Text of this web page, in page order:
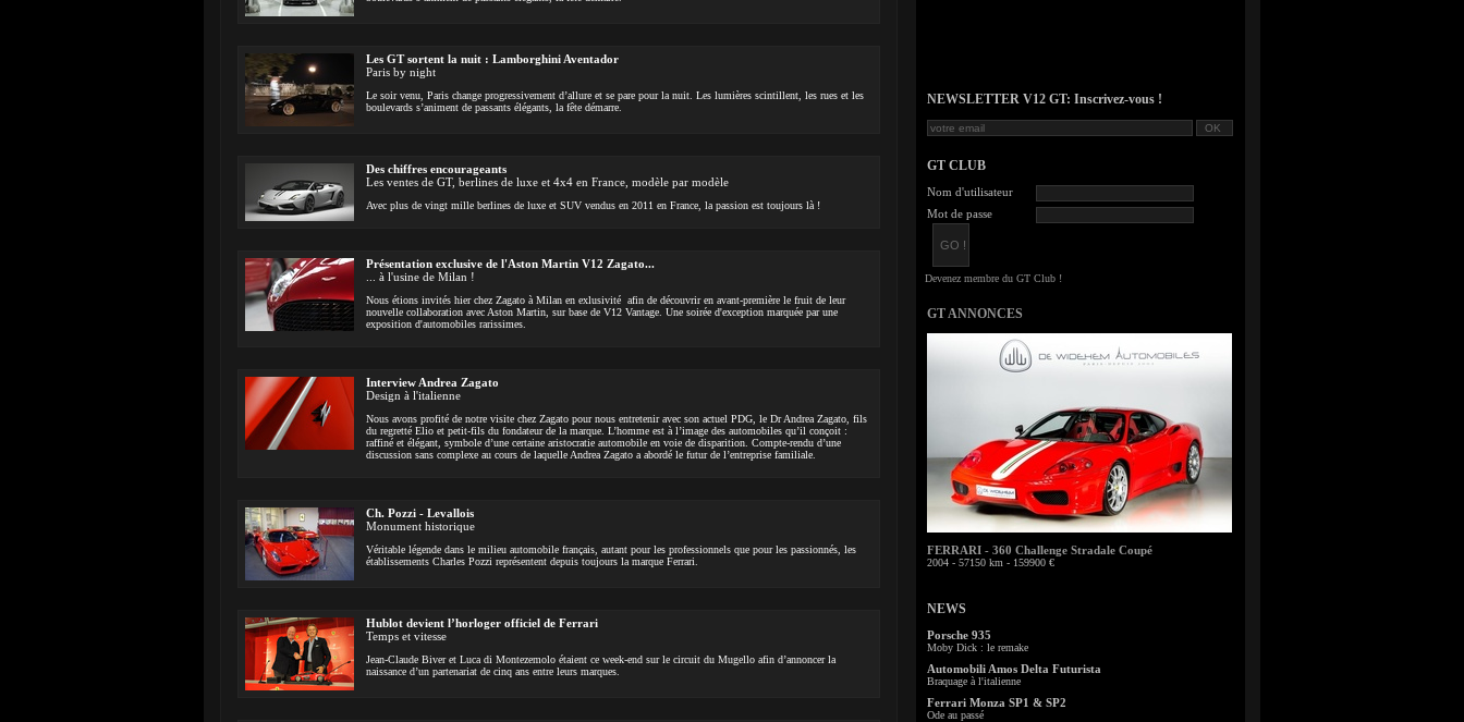
Les GT sortent la nuit : Lamborghini Aventador
Paris by night
Le soir venu, Paris change progressivement d’allure et se pare pour la nuit. Les lumières scintillent, les rues et les
boulevards s’animent de passants élégants, la fête démarre.
Des chiffres encourageants
Les ventes de GT, berlines de luxe et 4x4 en France, modèle par modèle
Avec plus de vingt mille berlines de luxe et SUV vendus en 2011 en France, la passion est toujours là !
Présentation exclusive de l'Aston Martin V12 Zagato...
... à l'usine de Milan !
Nous étions invités hier chez Zagato à Milan en exlusivité afin de découvrir en avant-première le fruit de leur
nouvelle collaboration avec Aston Martin, sur base de V12 Vantage. Une soirée d'exception marquée par une
exposition d'automobiles rarissimes.
Interview Andrea Zagato
Design à l'italienne
Nous avons profité de notre visite chez Zagato pour nous entretenir avec son actuel PDG, le Dr Andrea Zagato, fils
du regretté Elio et petit-fils du fondateur de la marque. L’homme est à l’image des automobiles qu’il conçoit :
raffiné et élégant, symbole d’une certaine aristocratie automobile en voie de disparition. Compte-rendu d’une
discussion sans complexe au cours de laquelle Andrea Zagato a abordé le futur de l’entreprise familiale.
Ch. Pozzi - Levallois
Monument historique
Véritable légende dans le milieu automobile français, autant pour les professionnels que pour les passionnés, les
établissements Charles Pozzi représentent depuis toujours la marque Ferrari.
Hublot devient l’horloger officiel de Ferrari
Temps et vitesse
Jean-Claude Biver et Luca di Montezemolo étaient ce week-end sur le circuit du Mugello afin d’annoncer la
naissance d’un partenariat de cinq ans entre leurs marques.
NEWSLETTER V12 GT: Inscrivez-vous !
GT CLUB
Nom d'utilisateur
Mot de passe
GT ANNONCES
FERRARI - 360 Challenge Stradale Coupé
2004 - 57150 km - 159900 €
NEWS
Porsche 935
Moby Dick : le remake
Automobili Amos Delta Futurista
Braquage à l'italienne
Ferrari Monza SP1 & SP2
Ode au passé